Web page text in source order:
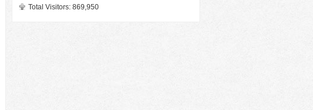
Total Visitors: 869,950